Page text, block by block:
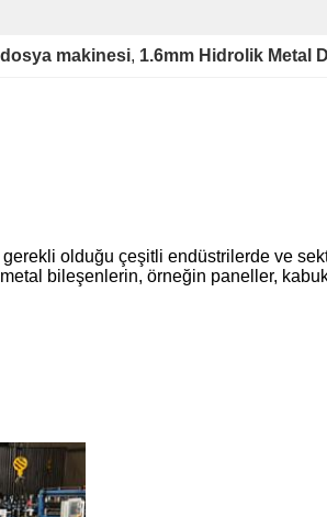
makinesi, 1.6mm Hidrolik Metal
olduğu çeşitli endüstrilerde ve
metal bileşenlerin, örneğin paneller,